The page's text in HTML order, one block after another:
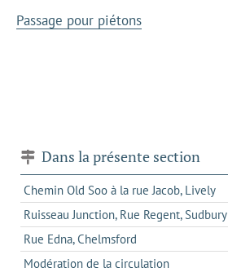
Passage pour piétons
Dans la présente section
Chemin Old Soo à la rue Jacob, Lively
Ruisseau Junction, Rue Regent, Sudbury
Rue Edna, Chelmsford
Modération de la circulation